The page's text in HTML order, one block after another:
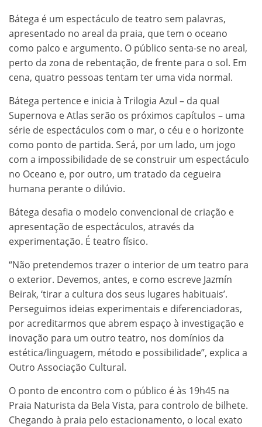
Bátega é um espectáculo de teatro sem palavras,
apresentado no areal da praia, que tem o oceano
como palco e argumento. O público senta-se no areal,
perto da zona de rebentação, de frente para o sol. Em
cena, quatro pessoas tentam ter uma vida normal.
Bátega pertence e inicia à Trilogia Azul – da qual
Supernova e Atlas serão os próximos capítulos – uma
série de espectáculos com o mar, o céu e o horizonte
como ponto de partida. Será, por um lado, um jogo
com a impossibilidade de se construir um espectáculo
no Oceano e, por outro, um tratado da cegueira
humana perante o dilúvio.
Bátega desafia o modelo convencional de criação e
apresentação de espectáculos, através da
experimentação. É teatro físico.
“Não pretendemos trazer o interior de um teatro para
o exterior. Devemos, antes, e como escreve Jazmín
Beirak, ‘tirar a cultura dos seus lugares habituais’.
Perseguimos ideias experimentais e diferenciadoras,
por acreditarmos que abrem espaço à investigação e
inovação para um outro teatro, nos domínios da
estética/linguagem, método e possibilidade”, explica a
Outro Associação Cultural.
O ponto de encontro com o público é às 19h45 na
Praia Naturista da Bela Vista, para controlo de bilhete.
Chegando à praia pelo estacionamento, o local exato